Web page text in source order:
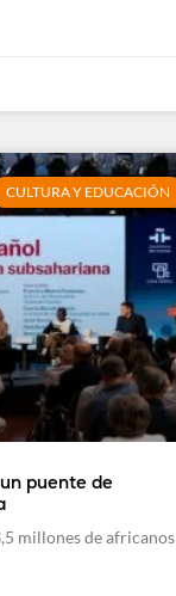
CULTURA Y EDUCACIÓN
puente de
millones de africanos